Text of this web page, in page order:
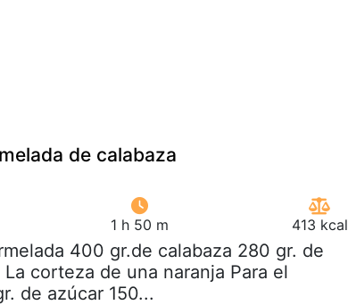
de calabaza
1 h 50 m 413 kcal
400 gr.de calabaza 280 gr. de
corteza de una naranja Para el
de azúcar 150...